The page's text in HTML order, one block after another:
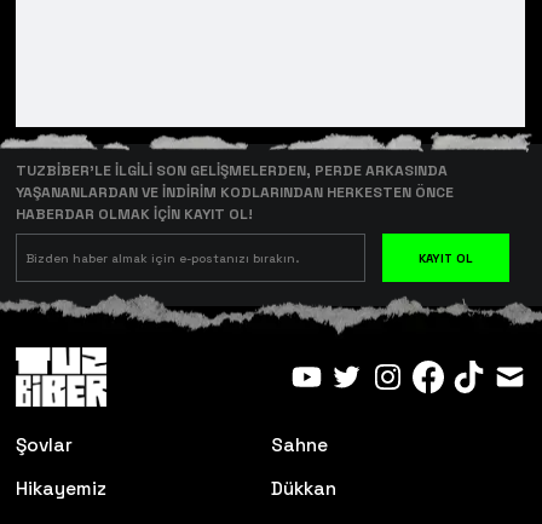
TUZBİBER’LE İLGİLİ SON GELİŞMELERDEN, PERDE ARKASINDA
YAŞANANLARDAN VE İNDİRİM KODLARINDAN HERKESTEN ÖNCE
HABERDAR OLMAK İÇİN KAYIT OL!
KAYIT OL
Şovlar
Sahne
Hikayemiz
Dükkan